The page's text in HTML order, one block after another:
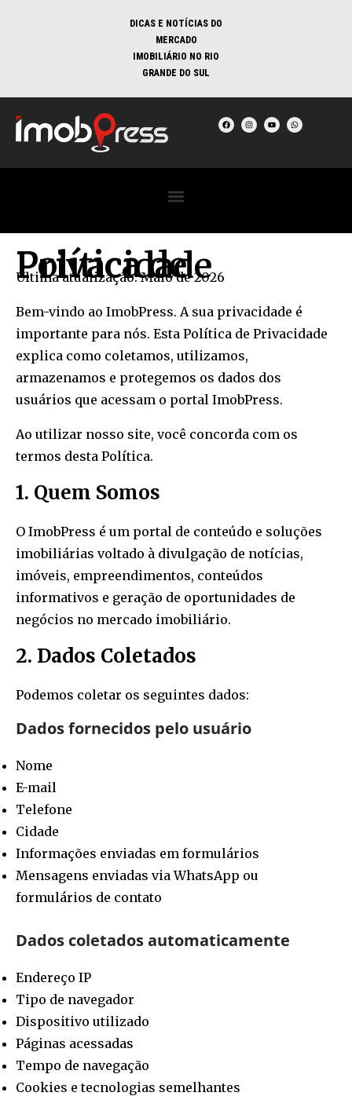
DICAS E NOTÍCIAS DO
MERCADO
IMOBILIÁRIO NO RIO
GRANDE DO SUL
Política de Privacidade
Última atualização: Maio de 2026
Bem-vindo ao ImobPress. A sua privacidade é
importante para nós. Esta Política de Privacidade
explica como coletamos, utilizamos,
armazenamos e protegemos os dados dos
usuários que acessam o portal ImobPress.
Ao utilizar nosso site, você concorda com os
termos desta Política.
1. Quem Somos
O ImobPress é um portal de conteúdo e soluções
imobiliárias voltado à divulgação de notícias,
imóveis, empreendimentos, conteúdos
informativos e geração de oportunidades de
negócios no mercado imobiliário.
2. Dados Coletados
Podemos coletar os seguintes dados:
Dados fornecidos pelo usuário
Nome
E-mail
Telefone
Cidade
Informações enviadas em formulários
Mensagens enviadas via WhatsApp ou
formulários de contato
Dados coletados automaticamente
Endereço IP
Tipo de navegador
Dispositivo utilizado
Páginas acessadas
Tempo de navegação
Cookies e tecnologias semelhantes